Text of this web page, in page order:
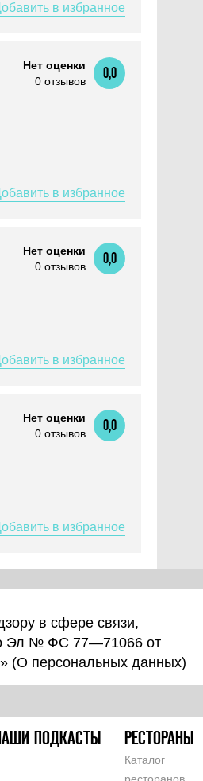
Нет оценки
0 отзывов
0,0
Нет оценки
0 отзывов
0,0
Нет оценки
0 отзывов
0,0
в сфере связи,
Эл № ФС 77—71066 от
(О персональных данных)
ПОДКАСТЫ РЕСТОРАНЫ
Каталог